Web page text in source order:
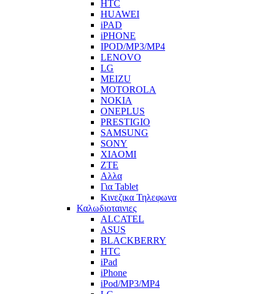
HTC
HUAWEI
iPAD
iPHONE
IPOD/MP3/MP4
LENOVO
LG
MEIZU
MOTOROLA
NOKIA
ONEPLUS
PRESTIGIO
SAMSUNG
SONY
XIAOMI
ZTE
Αλλα
Για Tablet
Κινεζικα Τηλεφωνα
Καλωδιοταινιες
ALCATEL
ASUS
BLACKBERRY
HTC
iPad
iPhone
iPod/MP3/MP4